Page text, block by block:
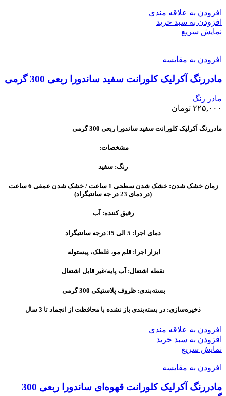
افزودن به علاقه مندی
افزودن به سبد خرید
نمایش سریع
افزودن به مقایسه
مادررنگ آکرلیک کلورانت سفید ساندورا ربعی 300 گرمی
مادر رنگ
۲۲۵,۰۰۰ تومان
مادررنگ آکرلیک کلورانت سفید ساندورا ربعی 300 گرمی
مشخصات:
رنگ: سفید
زمان خشک شدن: خشک شدن سطحی 1 ساعت / خشک شدن عمقی 6 ساعت
(در دمای 23 در جه سانتیگراد)
رقیق کننده: آب
دمای اجرا: 5 الی 35 درجه سانتیگراد
ابزار اجرا: قلم مو، غلطک، پیستوله
نقطه اشتعال: آب پایه/غیر قابل اشتعال
بسته‌بندی: ظروف پلاستیکی 300 گرمی
ذخیره‌سازی: در بسته‌بندی باز نشده با محافظت از انجماد تا 3 سال
افزودن به علاقه مندی
افزودن به سبد خرید
نمایش سریع
افزودن به مقایسه
مادررنگ آکرلیک کلورانت قهوه‌ای ساندورا ربعی 300